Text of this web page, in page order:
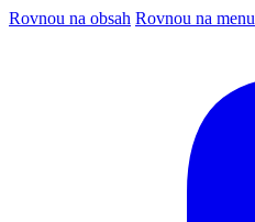
Rovnou na obsah Rovnou na menu